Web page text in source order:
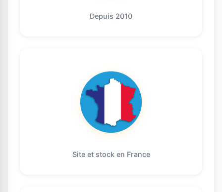
Depuis 2010
Site et stock en France